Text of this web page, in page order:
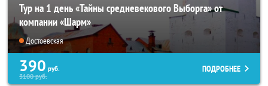
Тур на 1 день «Тайны средневекового Выборга» от
компании «Шарм»
Достоевская
390 руб.
3100руб.
ПОДРОБНЕЕ